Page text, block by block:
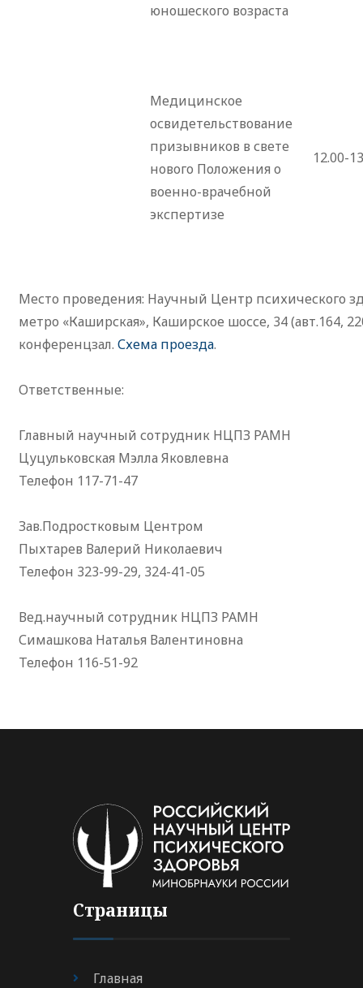
юношеского возраста
Медицинское
освидетельствование
призывников в свете
нового Положения о
военно-врачебной
экспертизе
12.00-
Место проведения: Научный Центр психического
метро «Каширская», Каширское шоссе, 34 (авт.164,
конференцзал. Схема проезда.
Ответственные:
Главный научный сотрудник НЦПЗ РАМН
Цуцульковская Мэлла Яковлевна
Телефон 117-71-47
Зав.Подростковым Центром
Пыхтарев Валерий Николаевич
Телефон 323-99-29, 324-41-05
Вед.научный сотрудник НЦПЗ РАМН
Симашкова Наталья Валентиновна
Телефон 116-51-92
Страницы
Главная